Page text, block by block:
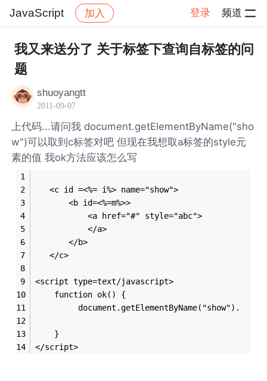
JavaScript 加入 登录 频道
社区 JavaScript 帖子详情
我又来送分了 关于标签下查询自标签的问
题
shuoyangtt
2011-09-07
上代码...请问我 document.getElementByName("sho
w")可以取到c标签对吧 但现在我想取a标签的style元
素的值 我ok方法应该怎么写
   <c id =<%= i%> name="show">
       <b id=<%=m%>>
           <a href="#" style="abc">
           </a>
       </b>
   </c>
<script type=text/javascript>
    function ok() {
         document.getElementByName("show").
    }
</script>